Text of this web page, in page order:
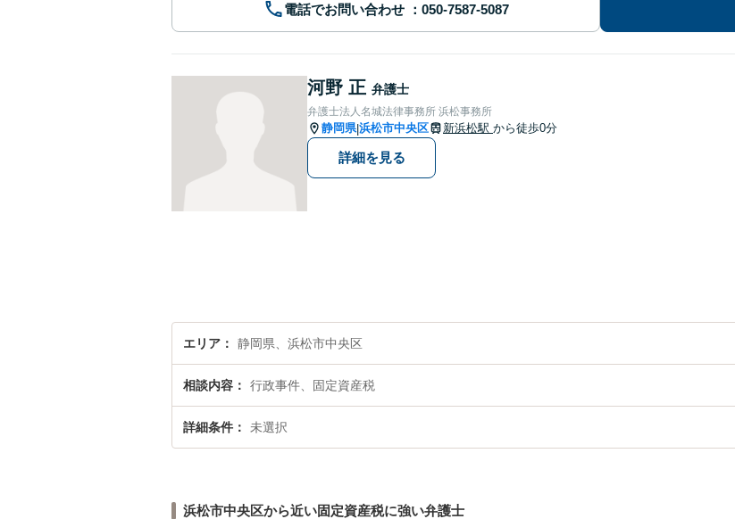
電話でお問い合わせ
河野 正 弁護士
弁護士法人名城法律事務所 浜松事務所
静岡県|浜松市中央区 新浜松駅 から徒歩0分
詳細を見る
エリア 静岡県、浜松市中央区
相談内容 行政事件、固定資産税
詳細条件 未選択
浜松市中央区から近い固定資産税に強い弁護士